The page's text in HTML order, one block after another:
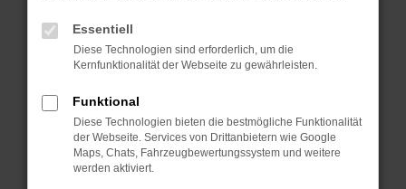
Manche Erweiterungen, wie Werbeblocker,
können das Laden bestimmter Seiten
verhindern. Funktioniert die Seite in einem
Fenster?
Starte dein Gerät neu.
Das kann manchmal helfen, vorübergehende
Probleme zu beheben.
Essentiell
Diese Technologien sind erforderlich, um die
Kernfunktionalität der Webseite zu gewährleisten.
Funktional
Diese Technologien bieten die bestmögliche Funktionalität
der Webseite. Services von Drittanbietern wie Google
Maps, Chats, Fahrzeugbewertungssystem und weitere
werden aktiviert.